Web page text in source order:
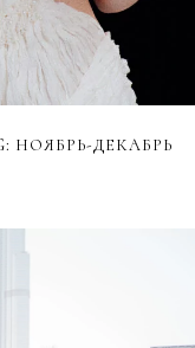
НОЯБРЬ-ДЕКАБРЬ